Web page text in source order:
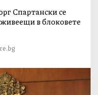
Спартански се
в блоковете